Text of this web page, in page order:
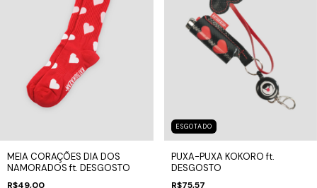
MEIA CORAÇÕES DIA DOS
NAMORADOS ft. DESGOSTO
R$49,00
ESGOTADO
PUXA-PUXA KOKORO ft.
DESGOSTO
R$75,57